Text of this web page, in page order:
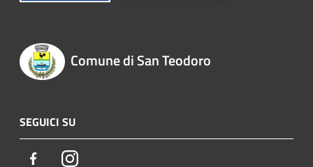
Comune di San Teodoro
SEGUICI SU
FacebookInstagram